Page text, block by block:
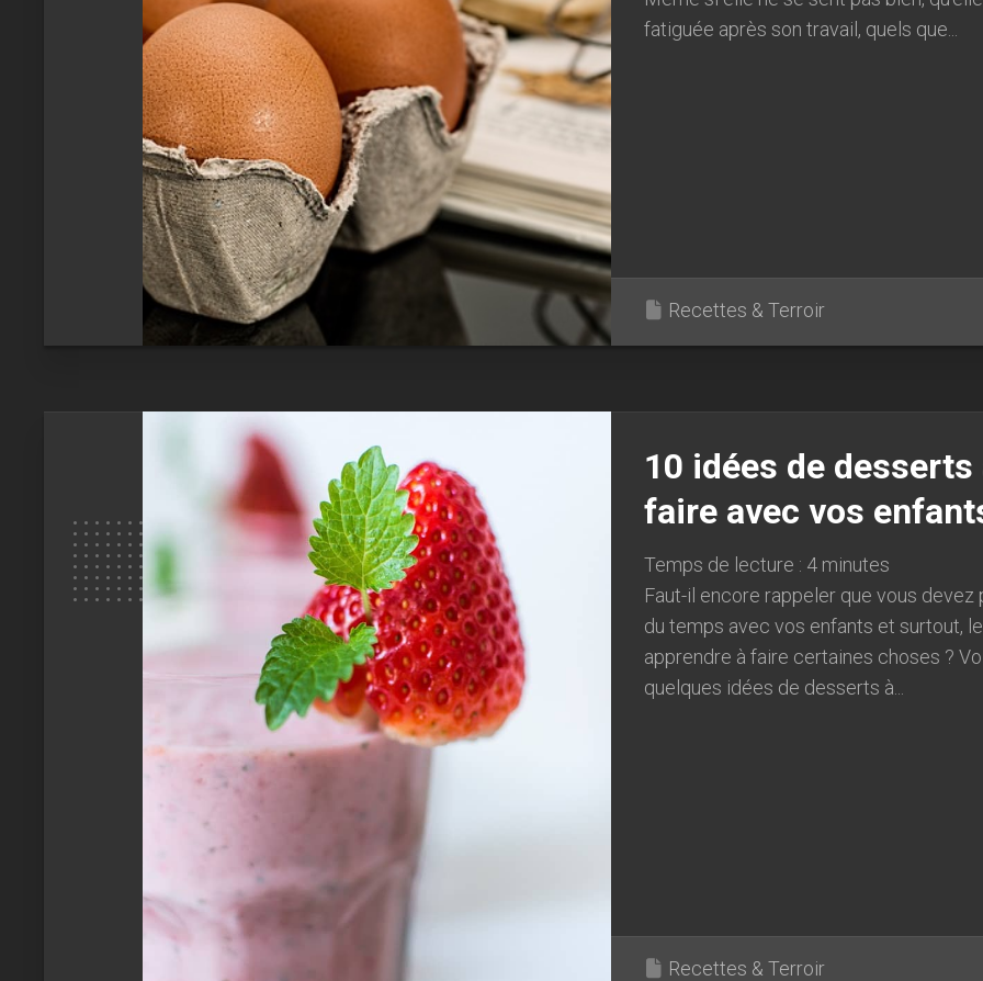
fatiguée après son travail, quels que...
Recettes & Terroir
10 idées de desserts
faire avec vos
Temps de lecture : 4 minutes
Faut-il encore rappeler que vous devez
du temps avec vos enfants et surtout,
apprendre à faire certaines choses ?
quelques idées de desserts à...
Recettes & Terroir